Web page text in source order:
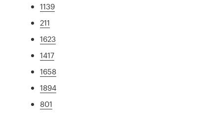
1139
211
1623
1417
1658
1894
801